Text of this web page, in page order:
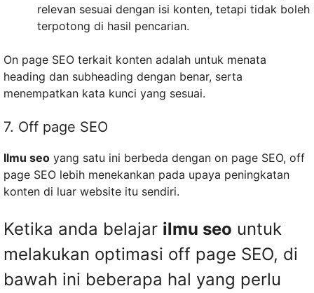
relevan sesuai dengan isi konten, tetapi tidak boleh
terpotong di hasil pencarian.
On page SEO terkait konten adalah untuk menata
heading dan subheading dengan benar, serta
menempatkan kata kunci yang sesuai.
7. Off page SEO
Ilmu seo yang satu ini berbeda dengan on page SEO, off
page SEO lebih menekankan pada upaya peningkatan
konten di luar website itu sendiri.
Ketika anda belajar ilmu seo untuk
melakukan optimasi off page SEO, di
bawah ini beberapa hal yang perlu